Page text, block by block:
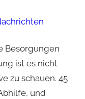
Besorgungen
ist es nicht
zu schauen. 45
und